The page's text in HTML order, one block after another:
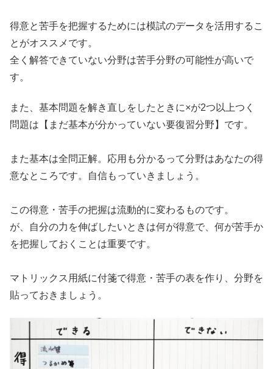
得意と苦手を把握するためには模試のデータを活用するこ
とがオススメです。
全く解答できていない分野は苦手分野の可能性が高いで
す。
また、基本問題を解き直しをしたときに×が2つ以上つく
問題は【まだ基本が分かっていない要復習分野】です。
また基本は全問正解。応用も分かるって分野はあなたの得
意なところです。自信もっていきましょう。
この得意・苦手の把握は流動的に変わるものです。
が、自分の力を伸ばしたいときは何が得意で、何が苦手か
を把握しておくことは重要です。
マトリックス用紙に付箋で得意・苦手の表を作り、分野を
貼っておきましょう。